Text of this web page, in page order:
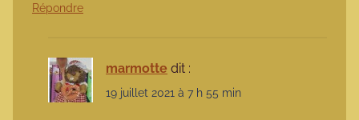
Répondre
marmotte dit :
19 juillet 2021 à 7 h 55 min